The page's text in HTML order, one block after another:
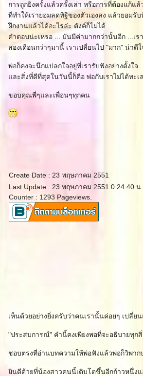
การถูกยิงครั้งแล้วครั้งเล่า หรือการที่ต้องแก้แ
ที่ทำให้เรายอมลดทิฐิของตัวเองลง แล้วยอมรั
ฝึกงานแล้วได้อะไรล่ะ ตังค์ก็ไม่ได้
คำตอบน่ะเหรอ ... มันมีค่ามากกว่านั้นอีก ...เรา
สองเดือนกว่าๆมานี้ เราเปลี่ยนไป "มาก" น่าดี
พ่อก็คงจะนึกแปลกใจอยู่ที่เรารับฟังอย่างตั้งใจ
ละสิ่งที่ดีที่สุดในวันนี้ก็คือ พ่อกับเราไม่ได้ทะเ
ขอบคุณพี่ๆและเพื่อนๆทุกคน
Create Date : 23 พฤษภาคม 2551
Last Update : 23 พฤษภาคม 2551 0:24:40 น.
Counter : 1293 Pageviews.
เห็นด้วยอย่างยิ่งครับว่าคนเรานั้นค่อยๆ เปลี่ย
"ประสบการณ์" คำนี้คงเพียงพอที่จะอธิบายทุกสิ่
ชอบตรงที่อ่านบทความให้พ่อฟังแล้วพ่อก็วิพาก
นดีด้วยที่น้องสาวคนนี้เติบโตขึ้นอีกก้าวหนึ่งแ